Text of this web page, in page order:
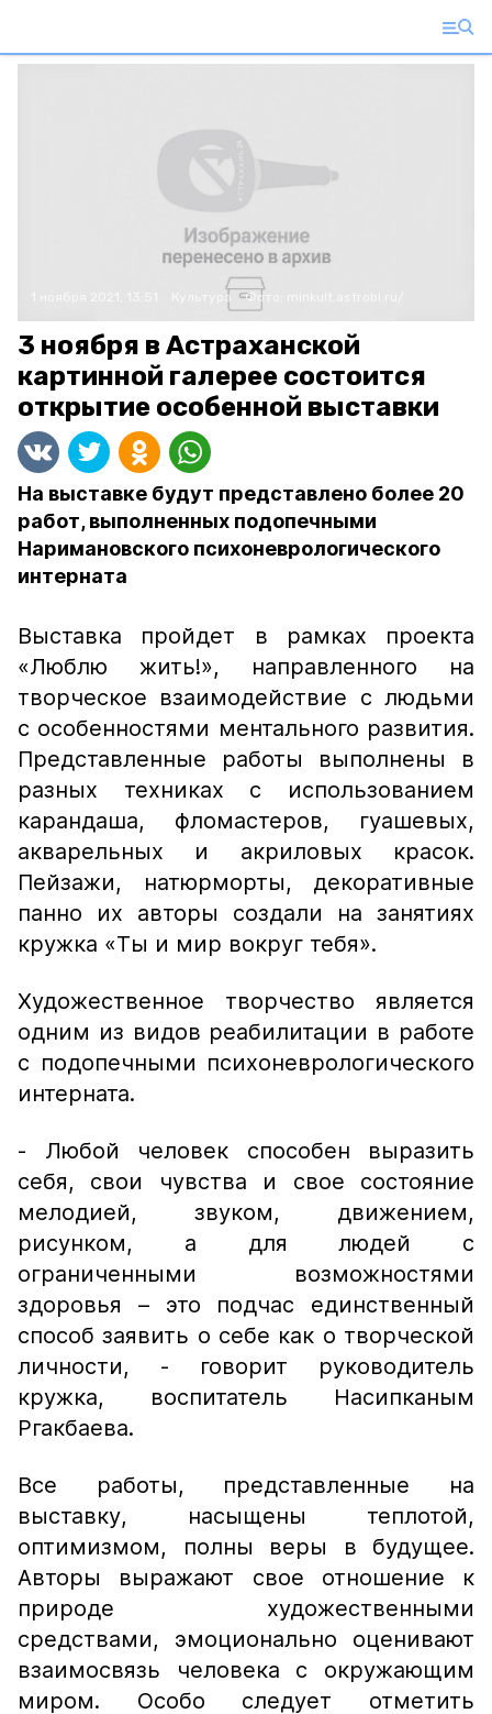
Культура Фото:
3 ноября в Астраханской
картинной галерее состоится
открытие особенной выставки
На выставке будут представлено более 20
работ, выполненных подопечными
Наримановского психоневрологического
интерната
Выставка пройдет в рамках проекта
«Люблю жить!», направленного на
творческое взаимодействие с людьми
с особенностями ментального развития.
Представленные работы выполнены в
разных техниках с использованием
карандаша, фломастеров, гуашевых,
акварельных и акриловых красок.
Пейзажи, натюрморты, декоративные
панно их авторы создали на занятиях
кружка «Ты и мир вокруг тебя».
Художественное творчество является
одним из видов реабилитации в работе
с подопечными психоневрологического
интерната.
- Любой человек способен выразить
себя, свои чувства и свое состояние
мелодией, звуком, движением,
рисунком, а для людей с
ограниченными возможностями
здоровья – это подчас единственный
способ заявить о себе как о творческой
личности, - говорит руководитель
кружка, воспитатель Насипканым
Ргакбаева.
Все работы, представленные на
выставку, насыщены теплотой,
оптимизмом, полны веры в будущее.
Авторы выражают свое отношение к
природе художественными
средствами, эмоционально оценивают
взаимосвязь человека с окружающим
миром. Особо следует отметить